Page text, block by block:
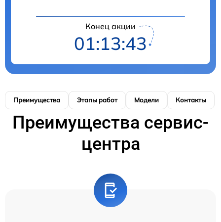
Конец акции
01:13:42
Преимущества Этапы работ Модели Контакты
Преимущества сервис-
центра